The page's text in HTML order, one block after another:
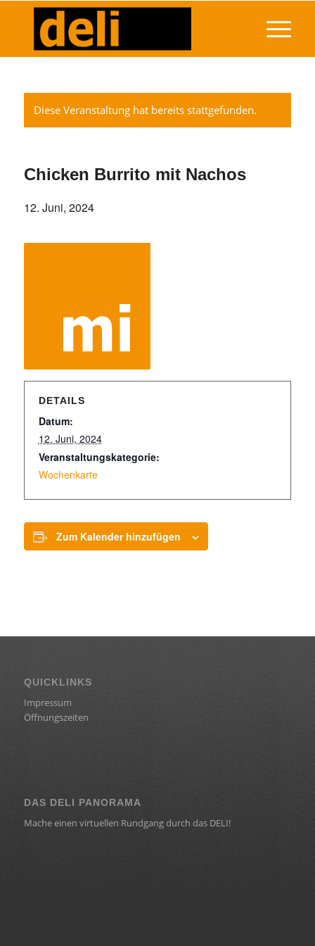
Diese Veranstaltung hat bereits stattgefunden.
Chicken Burrito mit Nachos
12. Juni, 2024
DETAILS
Datum:
12. Juni, 2024
Veranstaltungskategorie:
Wochenkarte
Zum Kalender hinzufügen
QUICKLINKS
Impressum
Öffnungszeiten
DAS DELI PANORAMA
Mache einen virtuellen Rundgang durch das DELI!